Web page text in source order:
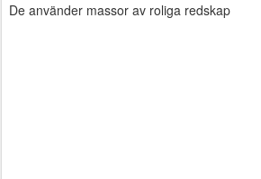
De använder massor av roliga redskap